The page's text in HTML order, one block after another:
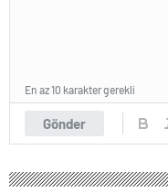
Gönder
En az 10 karakter gerekli